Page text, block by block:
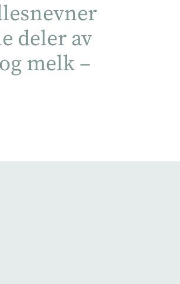
deler av
melk –